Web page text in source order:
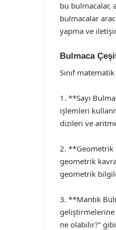
bu bulmacalar,
bulmacalar
yapma ve
Bulmaca
Sınıf
1. **Sayı
işlemleri
dizileri ve
2. **Geometrik
geometrik
geometrik
3. **Mantık
geliştirmelerine
ne olabilir?”